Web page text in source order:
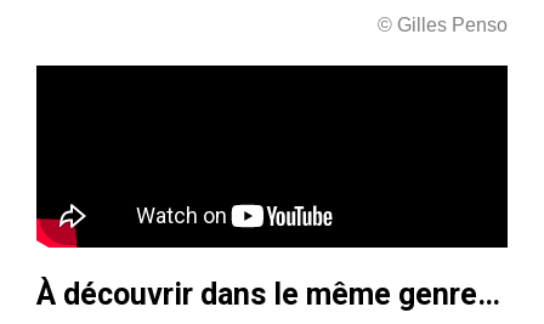
© Gilles Penso
À découvrir dans le même genre…